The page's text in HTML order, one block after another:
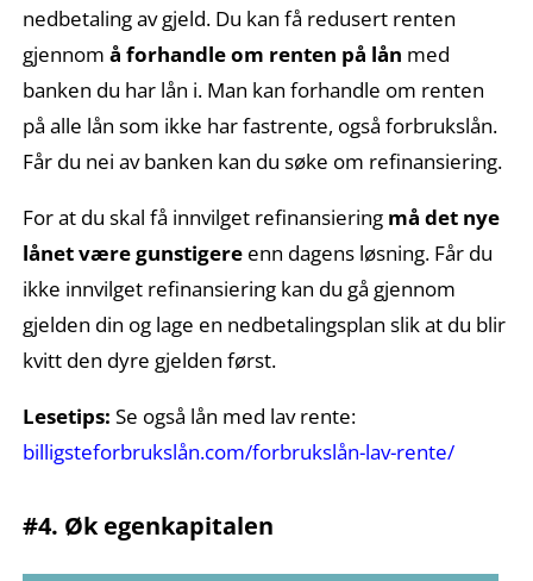
nedbetaling av gjeld. Du kan få redusert renten
gjennom å forhandle om renten på lån med
banken du har lån i. Man kan forhandle om renten
på alle lån som ikke har fastrente, også forbrukslån.
Får du nei av banken kan du søke om refinansiering.
For at du skal få innvilget refinansiering må det nye
lånet være gunstigereenn dagens løsning. Får du
ikke innvilget refinansiering kan du gå gjennom
gjelden din og lage en nedbetalingsplan slik at du blir
kvitt den dyre gjelden først.
Lesetips: Se også lån med lav rente:
billigsteforbrukslån.com/forbrukslån-lav-rente/
#4. Øk egenkapitalen